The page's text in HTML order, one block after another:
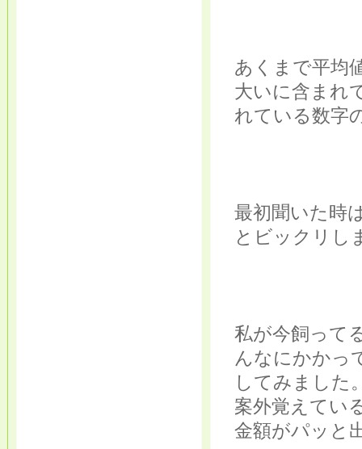
あくまで平均
大いに含まれ
れている数字
最初聞いた時
とビックリし
私が今飼って
んなにかかっ
してみました
案外覚えてい
金額がパッと